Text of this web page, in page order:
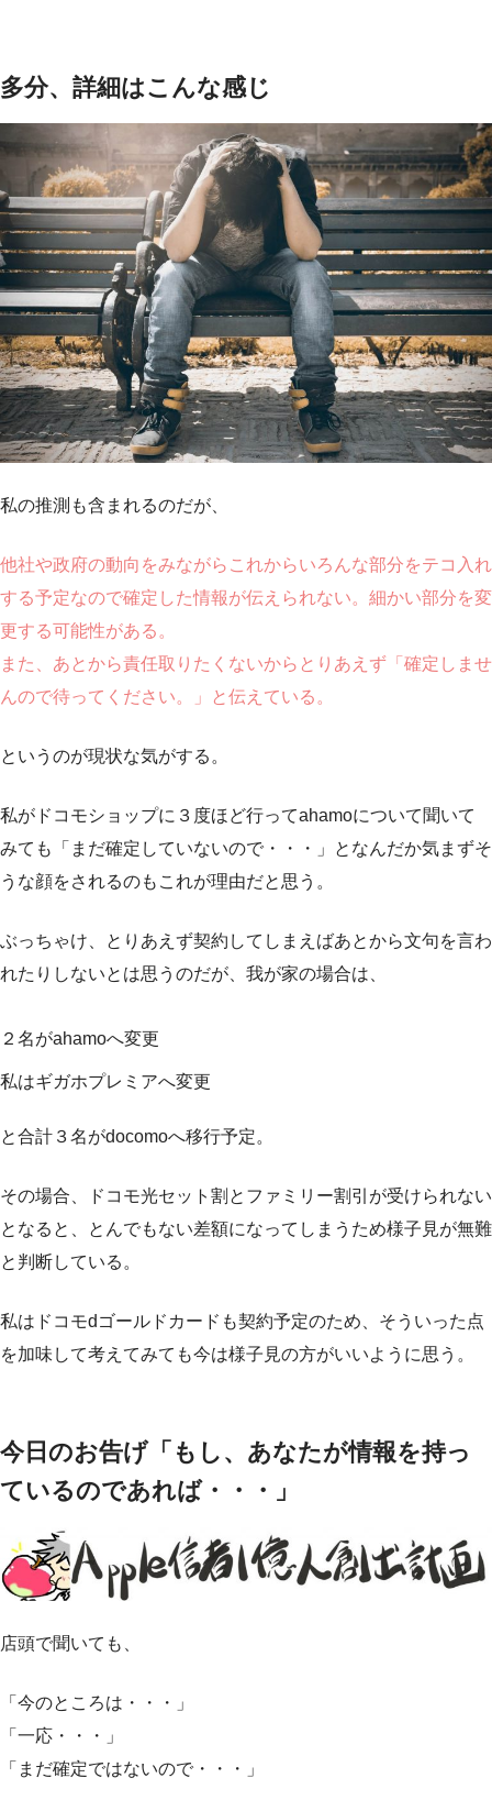
多分、詳細はこんな感じ
私の推測も含まれるのだが、
他社や政府の動向をみながらこれからいろんな部分をテコ入れ
する予定なので確定した情報が伝えられない。細かい部分を変
更する可能性がある。
また、あとから責任取りたくないからとりあえず「確定しませ
んので待ってください。」と伝えている。
というのが現状な気がする。
私がドコモショップに３度ほど行ってahamoについて聞いて
みても「まだ確定していないので・・・」となんだか気まずそ
うな顔をされるのもこれが理由だと思う。
ぶっちゃけ、とりあえず契約してしまえばあとから文句を言わ
れたりしないとは思うのだが、我が家の場合は、
２名がahamoへ変更
私はギガホプレミアへ変更
と合計３名がdocomoへ移行予定。
その場合、ドコモ光セット割とファミリー割引が受けられない
となると、とんでもない差額になってしまうため様子見が無難
と判断している。
私はドコモdゴールドカードも契約予定のため、そういった点
を加味して考えてみても今は様子見の方がいいように思う。
今日のお告げ「もし、あなたが情報を持っ
ているのであれば・・・」
店頭で聞いても、
「今のところは・・・」
「一応・・・」
「まだ確定ではないので・・・」